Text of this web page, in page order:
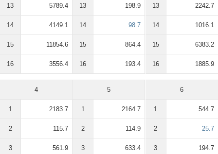
13 5789.4
14 4149.1
15 11854.6
16 3556.4
13 198.9
14 98.7
15 864.4
16 193.4
13 2242.7
14 1016.1
15 6383.2
16 1885.9
4
1 2183.7
2 115.7
3 561.9
5
1 2164.7
2 114.9
3 633.4
6
1 544.7
2 25.7
3 194.7